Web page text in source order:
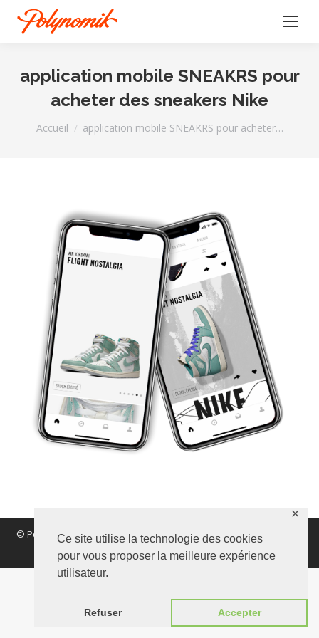
Ce site utilise la technologie des cookies
pour vous proposer la meilleure expérience
utilisateur.
Refuser Accepter
✕
application mobile SNEAKRS pour
acheter des sneakers Nike
Vous êtes ici :
Accueil application mobile SNEAKRS pour acheter…
© Polynomik 2017 |Mentions légales|Vie Privée|Confidentialité
|Nous contacter